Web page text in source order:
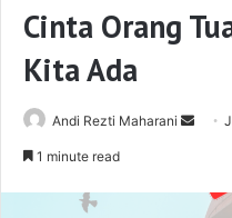
Cinta Orang
Kita Ada
Andi Rezti Maharani
Send
1 minute read